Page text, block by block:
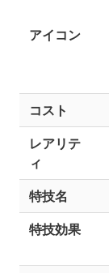
アイコン
コスト
レアリテ
ィ
特技名
特技効果